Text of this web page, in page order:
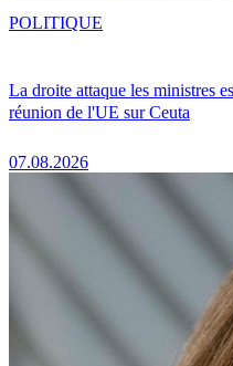
La droite attaque les ministres
réunion de l'UE sur Ceuta
07.08.2026
POLITIQUE